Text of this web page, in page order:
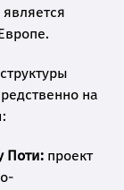
на
Поти: проект